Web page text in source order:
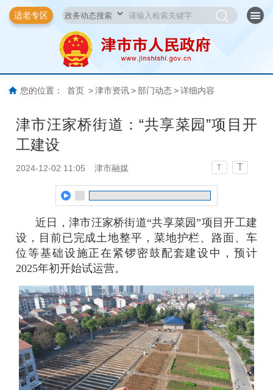
适老专区
您的位置： 首页 > 津市资讯 > 部门动态 > 详细内容
津市汪家桥街道：“共享菜园”项目开
工建设
2024-12-02 11:05 津市融媒 T T
近日，津市汪家桥街道“共享菜园”项目开工建
设，目前已完成土地整平，菜地护栏、路面、车
位等基础设施正在紧锣密鼓配套建设中，预计
2025年初开始试运营。